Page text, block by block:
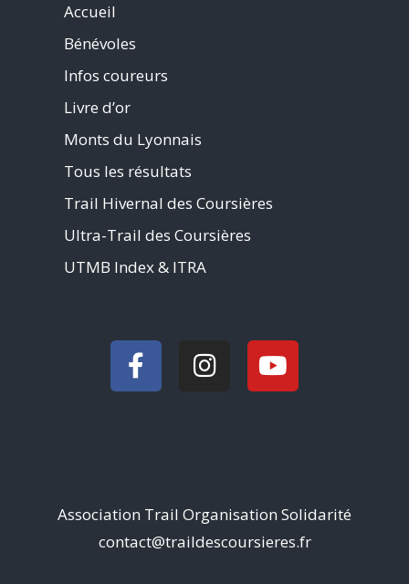
Accueil
Bénévoles
Infos coureurs
Livre d’or
Monts du Lyonnais
Tous les résultats
Trail Hivernal des Coursières
Ultra-Trail des Coursières
UTMB Index & ITRA
Association Trail Organisation Solidarité
contact@traildescoursieres.fr